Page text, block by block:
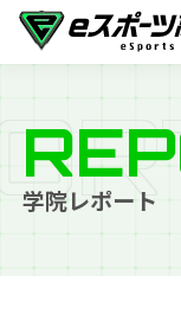
R
学院レポート